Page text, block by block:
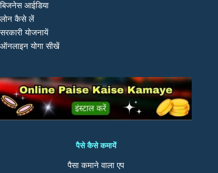
बिजनेस आईडिया
लोन कैसे लें
सरकारी योजनायें
ऑनलाइन योगा सीखें
पैसे कैसे कमायें
पैसा कमाने वाला एप